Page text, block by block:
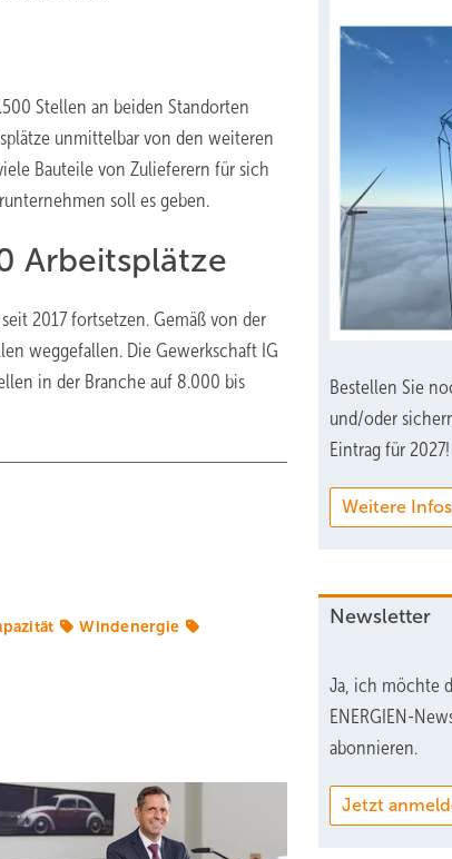
Stellen an beiden Standorten
unmittelbar von den weiteren
Bauteile von Zulieferern für sich
soll es geben.
Arbeitsplätze
2017 fortsetzen. Gemäß von der
weggefallen. Die Gewerkschaft IG
in der Branche auf 8.000 bis
Windenergie
Bestellen Sie
und/oder
Eintrag für 2027!
Weitere Infos
Newsletter
Ja, ich möchte
ENERGIEN-
abonnieren.
Jetzt